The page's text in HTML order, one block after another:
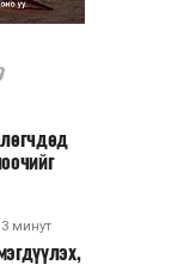
3 минут